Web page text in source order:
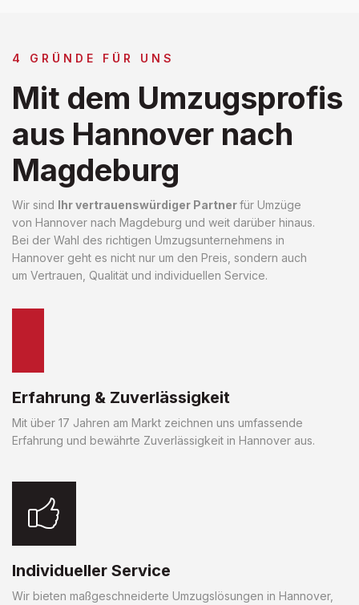
4 GRÜNDE FÜR UNS
Mit dem Umzugsprofis
aus Hannover nach
Magdeburg
Wir sind Ihr vertrauenswürdiger Partnerfür Umzüge
von Hannover nach Magdeburg und weit darüber hinaus.
Bei der Wahl des richtigen Umzugsunternehmens in
Hannover geht es nicht nur um den Preis, sondern auch
um Vertrauen, Qualität und individuellen Service.
Erfahrung & Zuverlässigkeit
Mit über 17 Jahren am Markt zeichnen uns umfassende
Erfahrung und bewährte Zuverlässigkeit in Hannover aus.
Individueller Service
Wir bieten maßgeschneiderte Umzugslösungen in Hannover,